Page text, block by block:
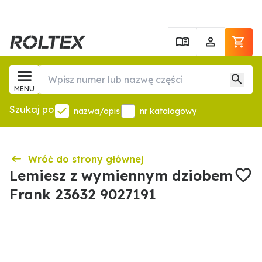
MENU
Szukaj po nazwa/opis nr katalogowy
Wróć do strony głównej
Lemiesz z wymiennym dziobem
Frank 23632 9027191